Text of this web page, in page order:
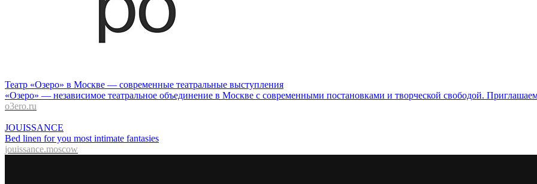
Театр «Озеро» в Москве — современные театральные выступления
«Озеро» — независимое театральное объединение в Москве с современными постановками и творческой свободой.
o3ero.ru
JOUISSANCE
Bed linen for you most intimate fantasies
jouissance.moscow